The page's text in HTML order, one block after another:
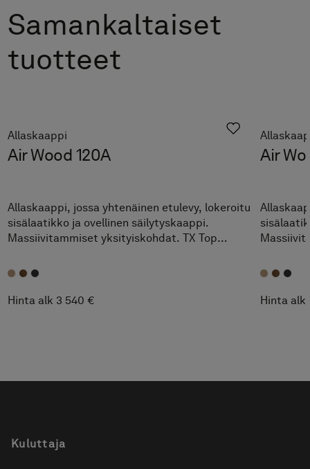
Samankaltaiset
tuotteet
Allaskaappi
Air Wood 120A
Allaskaappi, jossa yhtenäinen etulevy, lokeroitu
sisälaatikko ja ovellinen säilytyskaappi.
Massiivitammiset yksityiskohdat. TX Top
Hinta alk 3 540 €
Air
Hinta alk
Kuluttaja